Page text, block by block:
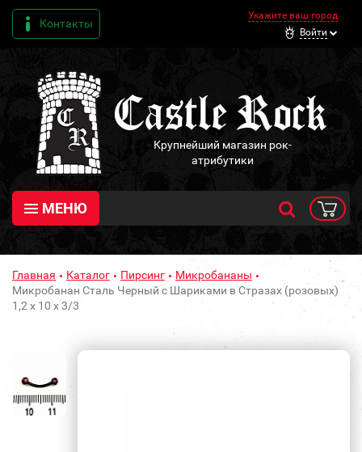
Контакты
Укажите ваш город
Войти
Крупнейший магазин рок-
атрибутики
МЕНЮ
Главная Каталог Пирсинг
Микробананы
Микробанан Сталь Черный с Шариками в Стразах (розовых)
1,2 х 10 х 3/3